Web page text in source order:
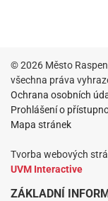
© 2026 Město
všechna práva
Ochrana osobních
Prohlášení o
Mapa stránek
Tvorba webových
UVM Interactive
ZÁKLADNÍ